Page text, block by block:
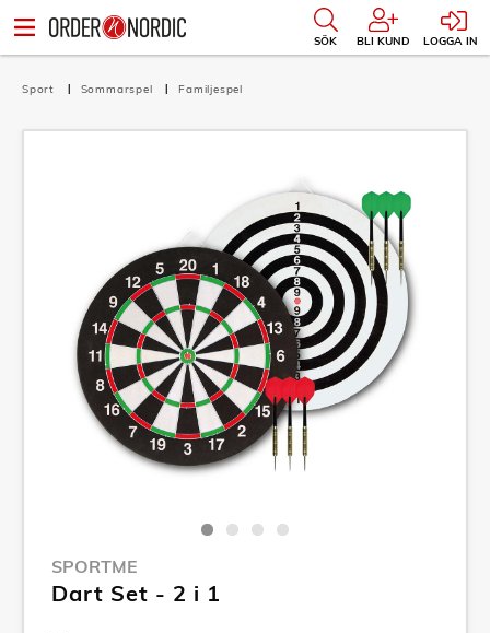
SÖK BLI KUND LOGGA IN
Sport Sommarspel Familjespel
SPORTME
Dart Set - 2 i 1